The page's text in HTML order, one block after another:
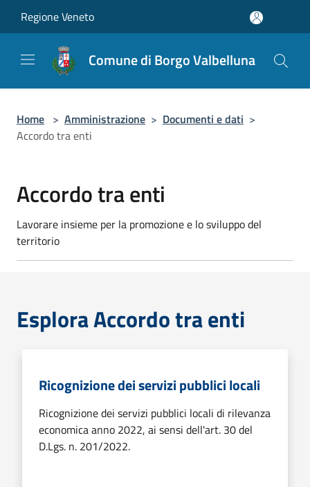
Regione Veneto
Comune di Borgo Valbelluna
Home > Amministrazione > Documenti e dati >
Accordo tra enti
Accordo tra enti
Lavorare insieme per la promozione e lo sviluppo del
territorio
Esplora Accordo tra enti
Ricognizione dei servizi pubblici locali
Ricognizione dei servizi pubblici locali di rilevanza
economica anno 2022, ai sensi dell'art. 30 del
D.Lgs. n. 201/2022.